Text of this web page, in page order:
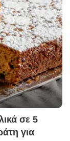
σε 5
για